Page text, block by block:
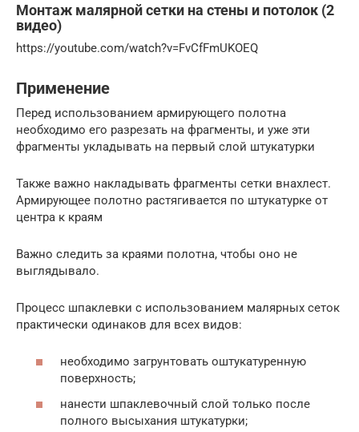
Монтаж малярной сетки на стены и потолок (2
видео)
https://youtube.com/watch?v=FvCfFmUKOEQ
Применение
Перед использованием армирующего полотна
необходимо его разрезать на фрагменты, и уже эти
фрагменты укладывать на первый слой штукатурки
Также важно накладывать фрагменты сетки внахлест.
Армирующее полотно растягивается по штукатурке от
центра к краям
Важно следить за краями полотна, чтобы оно не
выглядывало.
Процесс шпаклевки с использованием малярных сеток
практически одинаков для всех видов:
необходимо загрунтовать оштукатуренную
поверхность;
нанести шпаклевочный слой только после
полного высыхания штукатурки;